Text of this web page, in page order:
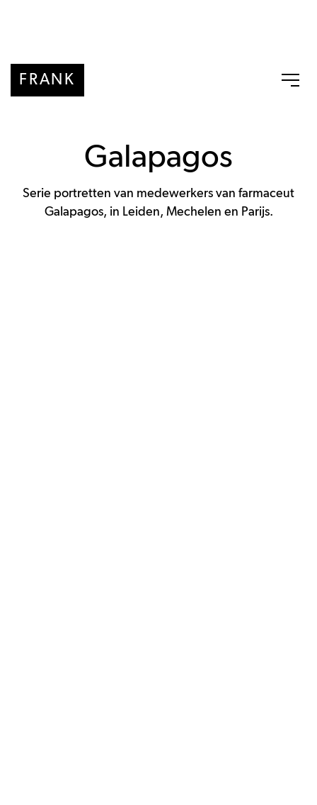
FRANK
Galapagos
Serie portretten van medewerkers van farmaceut
Galapagos, in Leiden, Mechelen en Parijs.